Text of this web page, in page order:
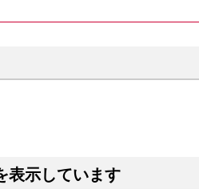
表示しています